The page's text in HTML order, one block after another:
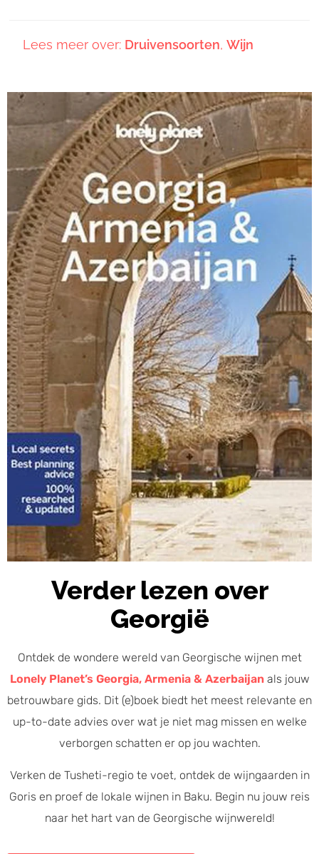
Lees meer over: Druivensoorten, Wijn
Verder lezen over
Georgië
Ontdek de wondere wereld van Georgische wijnen met
Lonely Planet’s Georgia, Armenia & Azerbaijanals jouw
betrouwbare gids. Dit (e)boek biedt het meest relevante en
up-to-date advies over wat je niet mag missen en welke
verborgen schatten er op jou wachten.
Verken de Tusheti-regio te voet, ontdek de wijngaarden in
Goris en proef de lokale wijnen in Baku. Begin nu jouw reis
naar het hart van de Georgische wijnwereld!